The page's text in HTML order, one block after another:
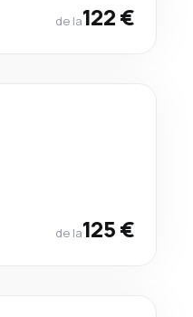
de la122 €
de la125 €